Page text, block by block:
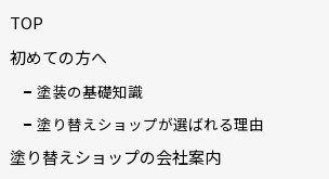
TOP
初めての方へ
塗装の基礎知識
塗り替えショップが選ばれる理由
塗り替えショップの会社案内